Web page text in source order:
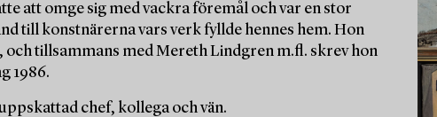
att omge sig med vackra föremål och var en stor
till konstnärerna vars verk fyllde hennes hem. Hon
tillsammans med Mereth Lindgren m.fl. skrev hon
1986.
chef, kollega och vän.